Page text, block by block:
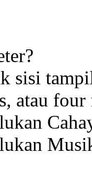
sisi
atau four